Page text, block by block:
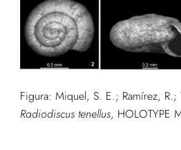
Figura: Miquel, S. E.; Ramírez,
Radiodiscus tenellus, HOLOTYPE